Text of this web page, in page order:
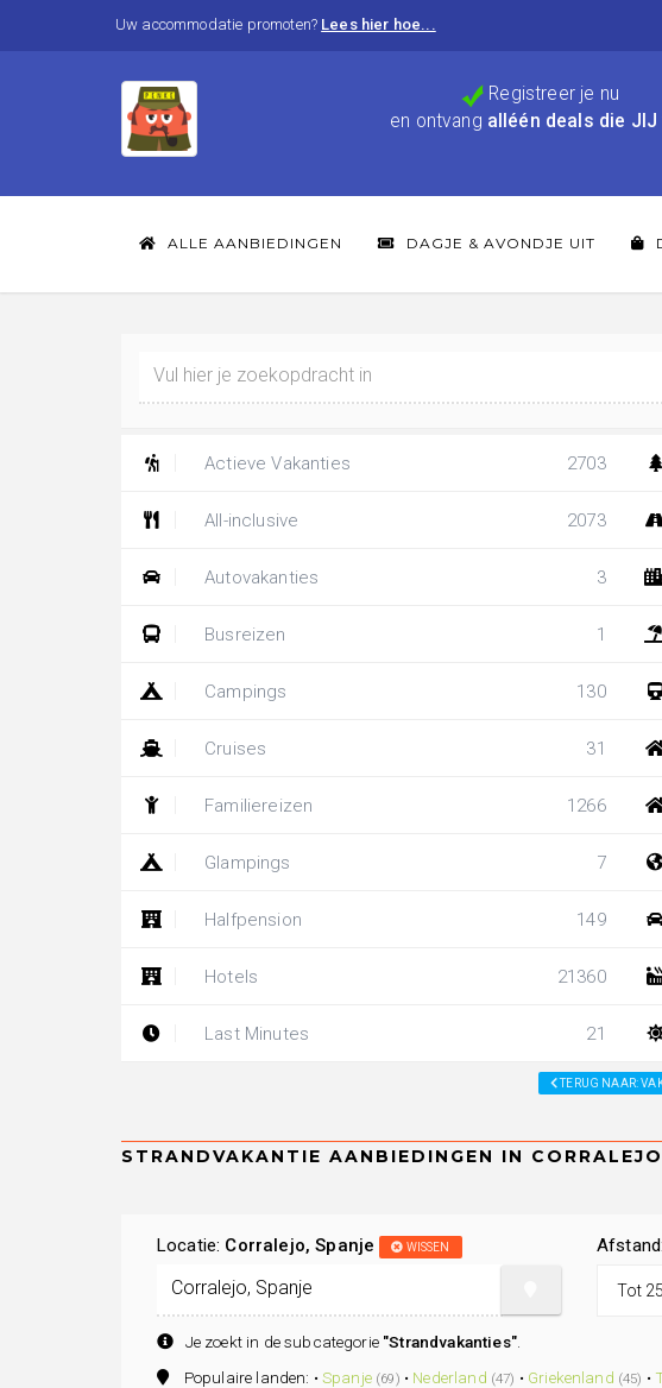
Uw accommodatie promoten? Lees hier hoe...
Registreer je nu
en ontvang alléén deals die JIJ
ALLE AANBIEDINGEN DAGJE & AVONDJE UIT
Actieve Vakanties 2703
All-inclusive 2073
Autovakanties 3
Busreizen 1
Campings 130
Cruises 31
Familiereizen 1266
Glampings 7
Halfpension 149
Hotels 21360
Last Minutes 21
TERUG NAAR:
Locatie: Corralejo, Spanje WISSEN
Je zoekt in de subcategorie "Strandvakanties".
Afstand:
Populaire landen: •Spanje (69) • Nederland (47) • Griekenland (45) •